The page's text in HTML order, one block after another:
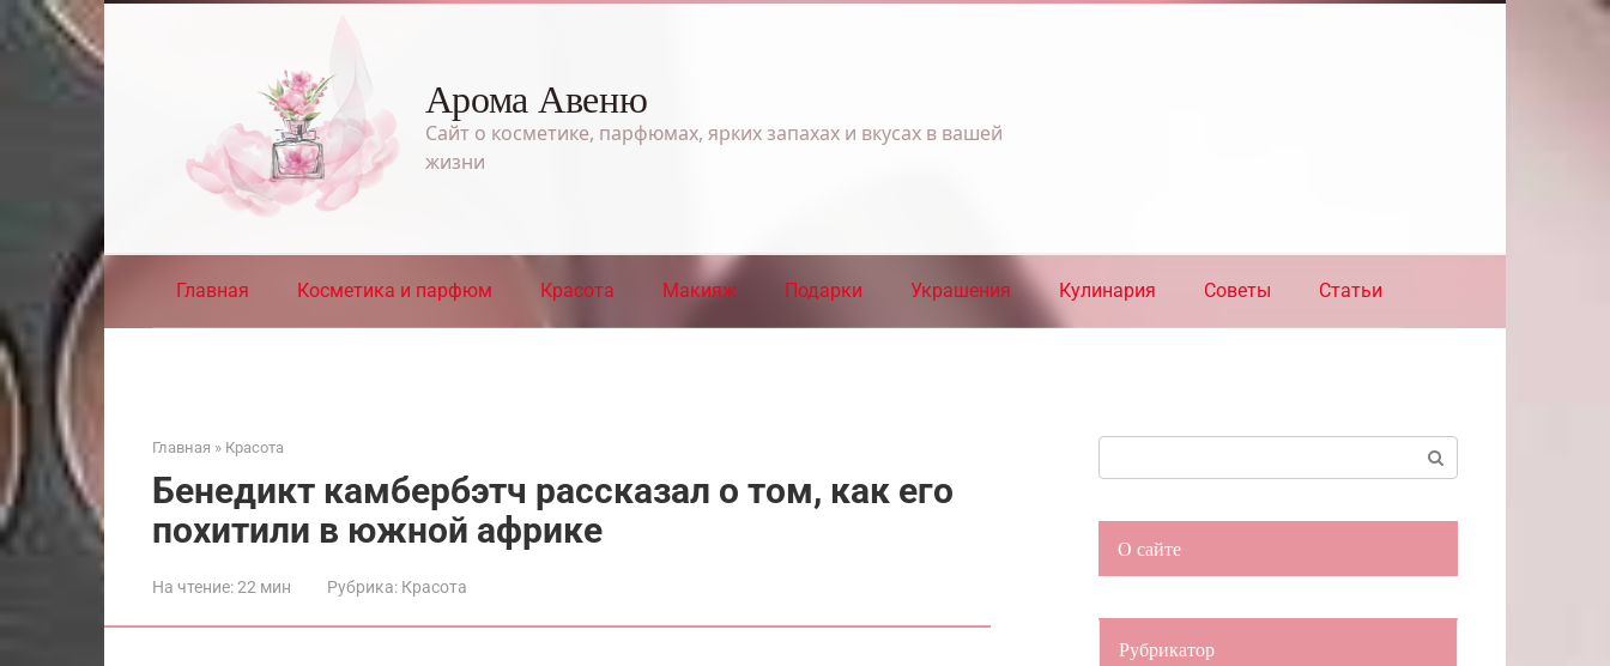
Перейти
к
контенту
Арома Авеню
Сайт о косметике, парфюмах, ярких запахах и вкусах в вашей
жизни
Главная Косметика и парфюм Красота Макияж Подарки Украшения Кулинария Советы Статьи
Главная » Красота
Бенедикт камбербэтч рассказал о том, как его
похитили в южной африке
На чтение:22 мин Рубрика: Красота
О сайте
Рубрикатор